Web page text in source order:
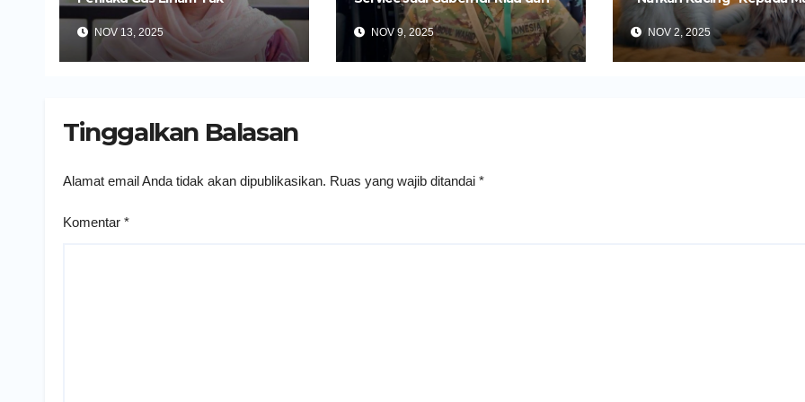
Cerminkan Akhlakul Karimah
NOV 13, 2025
Kini di-OTT KPK
NOV 9, 2025
Istrinya
NOV 2, 2025
Tinggalkan Balasan
Alamat email Anda tidak akan dipublikasikan. Ruas yang wajib ditandai *
Komentar *